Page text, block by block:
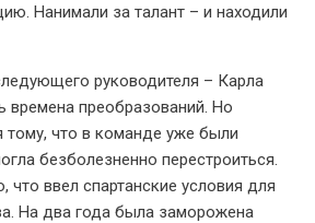
Нанимали за талант – и находили
руководителя – Карла
времена преобразований. Но
тому, что в команде уже были
безболезненно перестроиться.
что ввел спартанские условия для
На два года была заморожена